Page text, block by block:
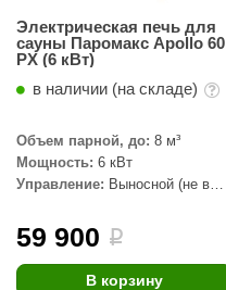
камень
камень
ecology
Электрическая печь для
сауны Паромакс Apollo 60
PX (6 кВт)
в наличии (на складе)
Объем парной, до: 8 м³
Мощность: 6 кВт
Управление: Выносной (не в
59 900 i
В корзину